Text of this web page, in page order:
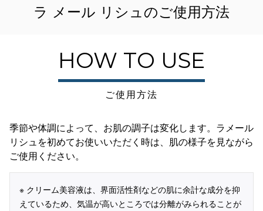
ラ メール リシュのご使用方法
HOW TO USE
ご使用方法
季節や体調によって、お肌の調子は変化します。ラメール
リシュを初めてお使いいただく時は、肌の様子を見ながら
ご使用ください。
※ クリーム美容液は、界面活性剤などの肌に余計な成分を抑
えているため、気温が高いところでは分離がみられることが